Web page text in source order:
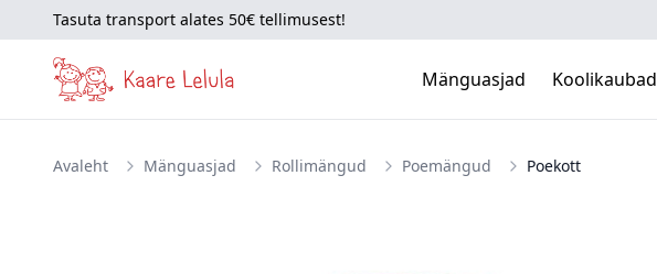
Tasuta transport alates 50€ tellimusest!
Mänguasjad Koolikaubad
Avaleht Mänguasjad Rollimängud Poemängud Poekott